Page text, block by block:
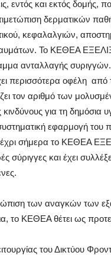
εντός και εκτός δομής,
δερματικών
κεφαλαλγιών,
Το ΚΕΘΕΑ
ανταλλαγής
περισσότερα οφέλη από
τον αριθμό των
για τη δημόσια
εφαρμογή του
σήμερα το ΚΕΘΕΑ
σύριγγες και έχει
των αναγκών των
το ΚΕΘΕΑ θέτει ως
του Δικτύου